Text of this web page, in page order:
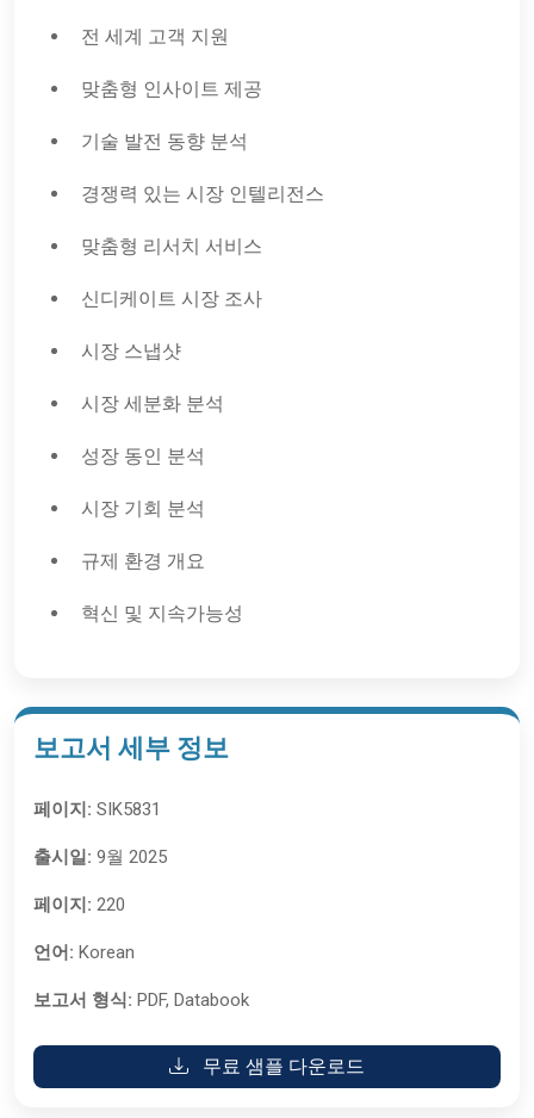
전 세계 고객 지원
맞춤형 인사이트 제공
기술 발전 동향 분석
경쟁력 있는 시장 인텔리전스
맞춤형 리서치 서비스
신디케이트 시장 조사
시장 스냅샷
시장 세분화 분석
성장 동인 분석
시장 기회 분석
규제 환경 개요
혁신 및 지속가능성
보고서 세부 정보
페이지: SIK5831
출시일: 9월 2025
페이지: 220
언어: Korean
보고서 형식: PDF, Databook
무료 샘플 다운로드